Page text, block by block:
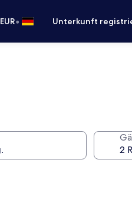
EUR• Unterkunft